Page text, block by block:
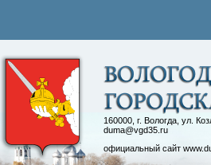
160000, г. Вологда, ул.
duma@vgd35.ru
официальный сайт
Контакты
Депутатские